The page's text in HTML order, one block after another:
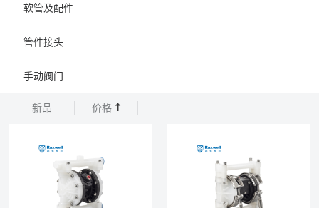
软管及配件
管件接头
手动阀门
新品 价格